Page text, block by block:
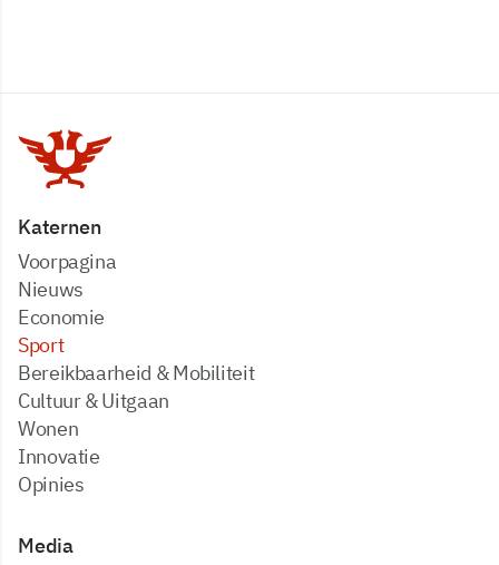
Katernen
Voorpagina
Nieuws
Economie
Sport
Bereikbaarheid & Mobiliteit
Cultuur & Uitgaan
Wonen
Innovatie
Opinies
Media